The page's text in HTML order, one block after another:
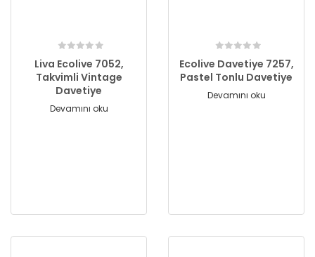
Liva Ecolive 7052,
Takvimli Vintage
Davetiye
Devamını oku
Ecolive Davetiye 7257,
Pastel Tonlu Davetiye
Devamını oku